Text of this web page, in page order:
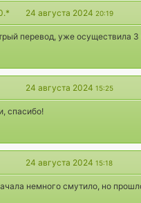
24 августа 2024 20:19
перевод, уже осуществила
24 августа 2024 15:25
спасибо!
24 августа 2024 15:18
немного смутило, но